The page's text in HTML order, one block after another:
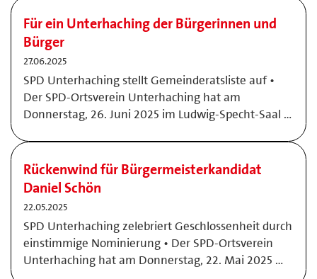
Für ein Unterhaching der Bürgerinnen und
Bürger
27.06.2025
SPD Unterhaching stellt Gemeinderatsliste auf •
Der SPD-Ortsverein Unterhaching hat am
Donnerstag, 26. Juni 2025 im Ludwig-Specht-Saal …
Rückenwind für Bürgermeisterkandidat
Daniel Schön
22.05.2025
SPD Unterhaching zelebriert Geschlossenheit durch
einstimmige Nominierung • Der SPD-Ortsverein
Unterhaching hat am Donnerstag, 22. Mai 2025 …